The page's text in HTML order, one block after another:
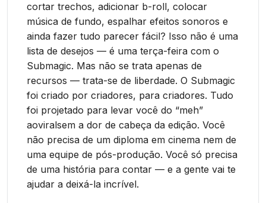
cortar trechos, adicionar b-roll, colocar
música de fundo, espalhar efeitos sonoros e
ainda fazer tudo parecer fácil? Isso não é uma
lista de desejos — é uma terça-feira com o
Submagic. Mas não se trata apenas de
recursos — trata-se de liberdade. O Submagic
foi criado por criadores, para criadores. Tudo
foi projetado para levar você do “meh”
aoviralsem a dor de cabeça da edição. Você
não precisa de um diploma em cinema nem de
uma equipe de pós-produção. Você só precisa
de uma história para contar — e a gente vai te
ajudar a deixá-la incrível.